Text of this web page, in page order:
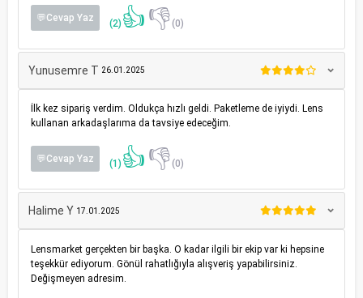
💬Cevap Yaz (2) 👍👎(0)
Yunusemre T 26.01.2025
İlk kez sipariş verdim. Oldukça hızlı geldi. Paketleme de iyiydi. Lens
kullanan arkadaşlarıma da tavsiye edeceğim.
💬Cevap Yaz (1) 👍👎(0)
Halime Y 17.01.2025
Lensmarket gerçekten bir başka. O kadar ilgili bir ekip var ki hepsine
teşekkür ediyorum. Gönül rahatlığıyla alışveriş yapabilirsiniz.
Değişmeyen adresim.